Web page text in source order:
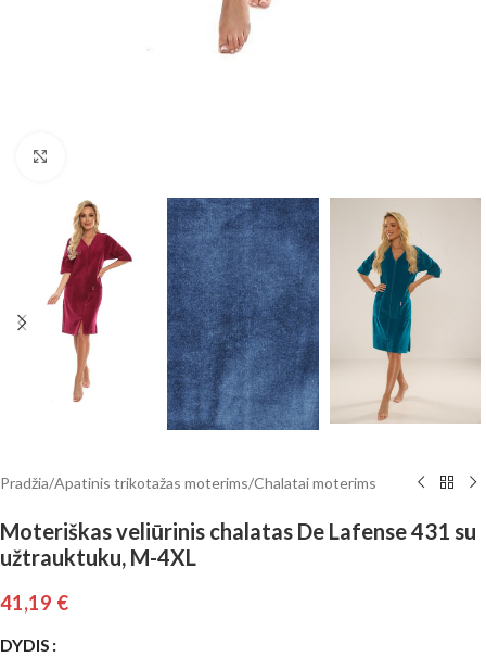
Pradžia/Apatinis trikotažas moterims/Chalatai moterims
Moteriškas veliūrinis chalatas De Lafense 431 su
užtrauktuku, M-4XL
41,19 €
DYDIS